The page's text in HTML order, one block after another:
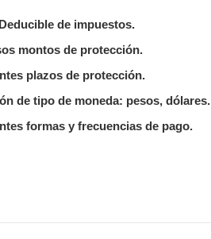
de impuestos.
montos de protección.
plazos de protección.
de tipo de moneda: pesos, dólares.
formas y frecuencias de pago.